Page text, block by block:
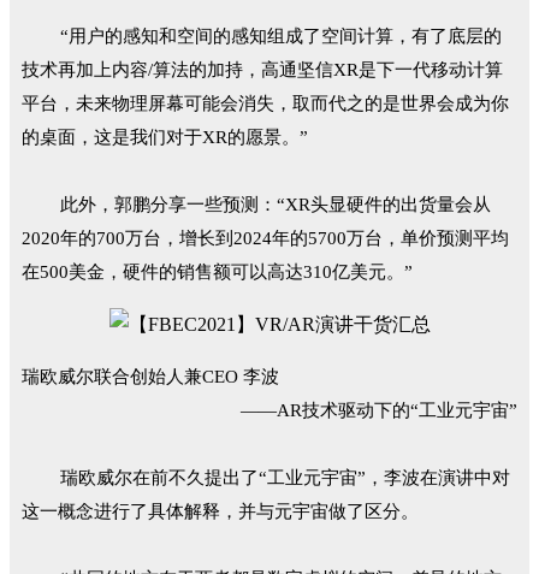
“用户的感知和空间的感知组成了空间计算，有了底层的
技术再加上内容/算法的加持，高通坚信XR是下一代移动计算
平台，未来物理屏幕可能会消失，取而代之的是世界会成为你
的桌面，这是我们对于XR的愿景。”
此外，郭鹏分享一些预测：“XR头显硬件的出货量会从
2020年的700万台，增长到2024年的5700万台，单价预测平均
在500美金，硬件的销售额可以高达310亿美元。”
瑞欧威尔联合创始人兼CEO 李波
——AR技术驱动下的“工业元宇宙”
瑞欧威尔在前不久提出了“工业元宇宙”，李波在演讲中对
这一概念进行了具体解释，并与元宇宙做了区分。